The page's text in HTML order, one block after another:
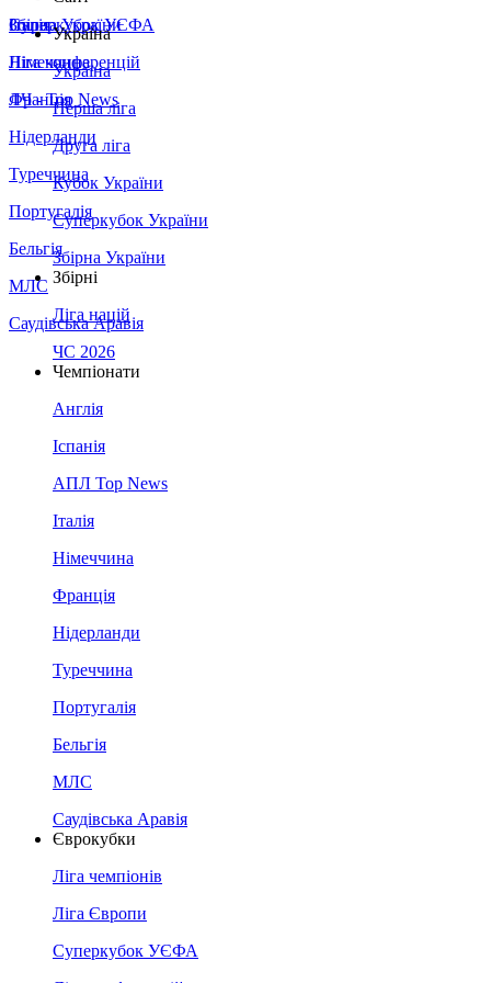
Збірна України
Італія
Німеччина
Франція
Нідерланди
Туреччина
Португалія
Бельгія
МЛС
Саудівська Аравія
Суперкубок УЄФА
Ліга конференцій
ЛЧ - Top News
Україна
Україна
Перша ліга
Друга ліга
Кубок України
Суперкубок України
Збірна України
Збірні
Ліга націй
ЧС 2026
Чемпіонати
Англія
Іспанія
АПЛ Top News
Італія
Німеччина
Франція
Нідерланди
Туреччина
Португалія
Бельгія
МЛС
Саудівська Аравія
Єврокубки
Ліга чемпіонів
Ліга Європи
Суперкубок УЄФА